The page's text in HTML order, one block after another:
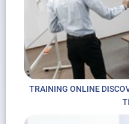
TRAINING ONLINE